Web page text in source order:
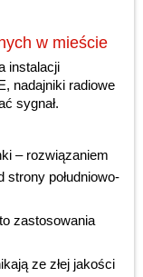
w mieście
instalacji
nadajniki radiowe
sygnał.
– rozwiązaniem
strony południowo-
zastosowania
ze złej jakości